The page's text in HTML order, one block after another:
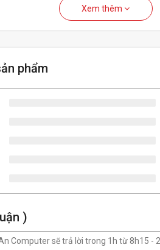
chip đồ họa RTX 4070 Ti SUPER,
xử lý đỉnh cao.
Xem thêm
phẩm
)